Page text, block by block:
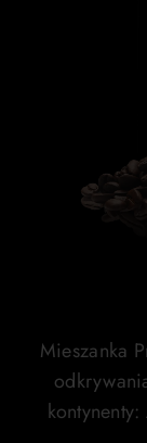
Mieszanka